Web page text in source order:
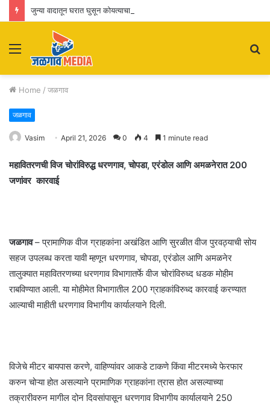
Menu
Home / जळगाव
जळगाव
Vasim April 21, 2026 0 4 1 minute read
महावितरणची विज चोरांविरुद्ध धरणगाव, चोपडा, एरंडोल आणि अमळनेरात200
जणांवर कारवाई
जळगाव– प्रामाणिक वीज ग्राहकांना अखंडित आणि सुरळीत वीज पुरवठ्याची सोय
सहज उपलब्ध करता यावी म्हणून धरणगाव, चोपडा, एरंडोल आणि अमळनेर
तालुक्यात महावितरणच्या धरणगाव विभागातर्फे वीज चोरांविरुध्द धडक मोहीम
राबविण्यात आली. या मोहीमेत विभागातील 200 ग्राहकांविरुध्द कारवाई करण्यात
आल्याची माहीती धरणगाव विभागीय कार्यालयाने दिली.
विजेचे मीटर बायपास करणे, वाहिण्यांवर आकडे टाकणे किंवा मीटरमध्ये फेरफार
करुन चोऱ्या होत असल्याने प्रामाणिक ग्राहकांना त्रास होत असल्याच्या
तक्रारीवरुन मागील दोन दिवसांपासून धरणगाव विभागीय कार्यालयाने 250